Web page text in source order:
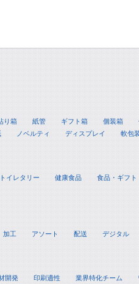
り箱 紙管 ギフト箱 個装箱
ノベルティ ディスプレイ 軟包
イレタリー 健康食品
食品・ギフト
加工 アソート 配送 デジタル
開発 印刷適性 業界特化チーム